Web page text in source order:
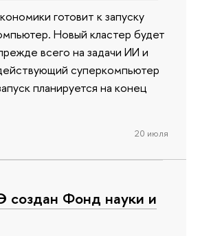
готовит к запуску
Новый кластер будет
всего на задачи ИИ и
суперкомпьютер
планируется на конец
20 июля
Фонд науки и